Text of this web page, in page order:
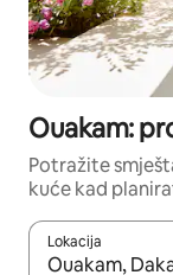
Ouakam:
Potražite
kuće kad
Lokacija
Kada budu